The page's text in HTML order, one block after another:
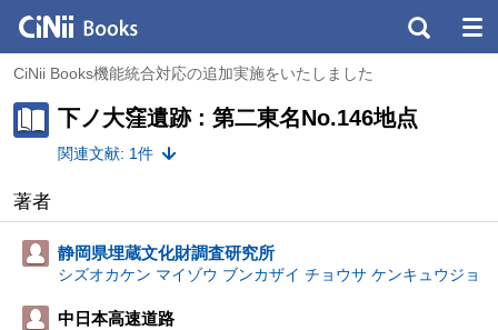
CiNii Books機能統合対応の追加実施をいたしました
下ノ大窪遺跡 : 第二東名No.146地点
関連文献: 1件
著者
静岡県埋蔵文化財調査研究所
シズオカケン マイゾウ ブンカザイ チョウサ ケンキュウジョ
中日本高速道路